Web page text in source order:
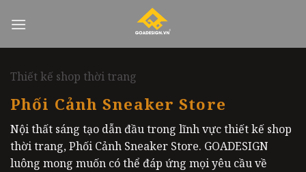
Thiết kế shop thời trang
Phối Cảnh Sneaker Store
Nội thất sáng tạo dẫn đầu trong lĩnh vực thiết kế shop
thời trang, Phối Cảnh Sneaker Store. GOADESIGN
luông mong muốn có thể đáp ứng mọi yêu cầu về